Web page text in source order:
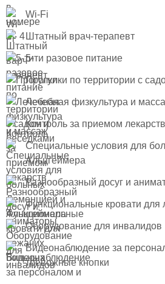
Wi-Fi
Штатный врач-терапевт
5-ти разовое питание
Прогулки по территории с
Лечебная физкультура и
Контроль за приемом лекарств
Специальные условия для
Альцгеймера
Разнообразный досуг и
Функциональные кровати для
Оборудование для инвалидов
Видеонаблюдение за
тревожные кнопки